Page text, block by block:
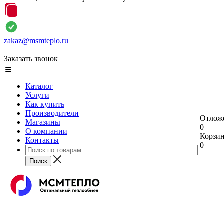
zakaz@msmteplo.ru
Заказать звонок
Каталог
Услуги
Как купить
Производители
Магазины
О компании
Контакты
0
0